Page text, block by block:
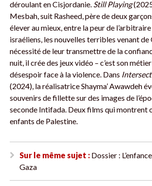
déroulant en Cisjordanie. Still Playing
Mesbah, suit Rasheed, père de deux
élever au mieux, entre la peur de
israéliens, les nouvelles terribles venant de
nécessité de leur transmettre de la
nuit, il crée des jeux vidéo – c’est son
désespoir face à la violence. Dans
(2024), la réalisatrice Shayma’ Awawdeh
souvenirs de fillette sur des images de
seconde Intifada. Deux films qui montrent
enfants de Palestine.
Sur le même sujet : Dossier :
Gaza